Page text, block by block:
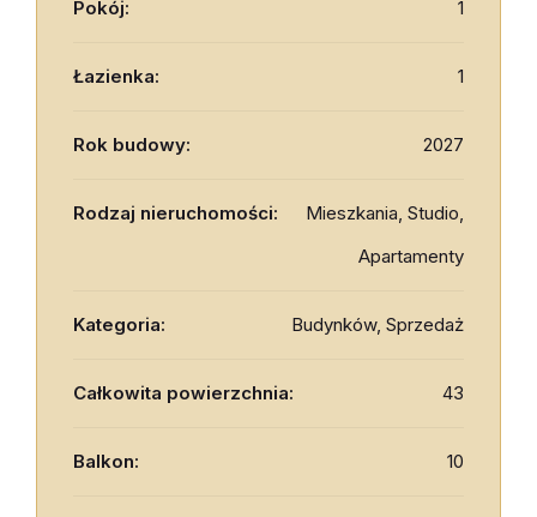
Pokój: 1
Łazienka: 1
Rok budowy: 2027
Rodzaj nieruchomości:
Mieszkania, Studio,
Apartamenty
Kategoria: Budynków, Sprzedaż
Całkowita powierzchnia: 43
Balkon: 10